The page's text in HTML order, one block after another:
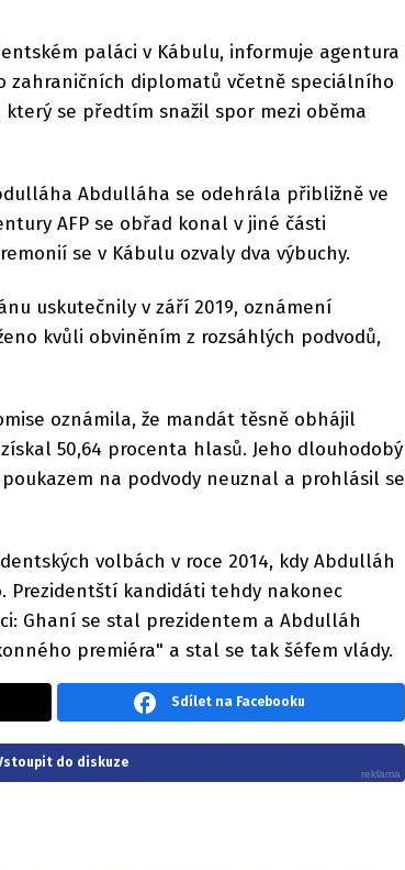
paláci v Kábulu, informuje agentura
zahraničních diplomatů včetně speciálního
který se předtím snažil spor mezi oběma
Abdulláha se odehrála přibližně ve
AFP se obřad konal v jiné části
se v Kábulu ozvaly dva výbuchy.
uskutečnily v září 2019, oznámení
kvůli obviněním z rozsáhlých podvodů,
oznámila, že mandát těsně obhájil
50,64 procenta hlasů. Jeho dlouhodobý
na podvody neuznal a prohlásil se
volbách v roce 2014, kdy Abdulláh
Prezidentští kandidáti tehdy nakonec
Ghaní se stal prezidentem a Abdulláh
premiéra" a stal se tak šéfem vlády.
Sdílet na Facebooku
do diskuze